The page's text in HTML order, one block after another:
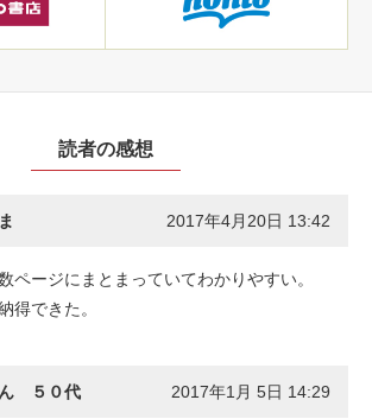
読者の感想
2017年4月20日 13:42
ページにまとまっていてわかりやすい。
得できた。
５０代 2017年1月 5日 14:29